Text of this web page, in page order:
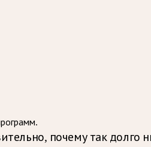
почему так долго